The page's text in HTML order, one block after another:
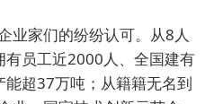
业家们的纷纷认可。从8人
员工近2000人、全国建有
超37万吨；从籍籍无名到